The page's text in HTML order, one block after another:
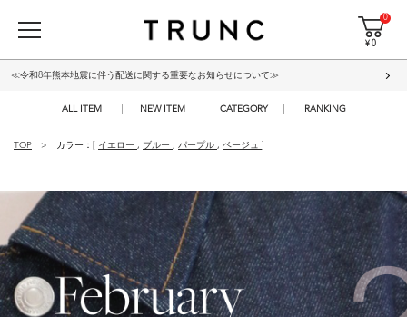
0
¥ 0
≪令和8年熊本地震に伴う配送に関する重要なお知らせについて≫
ALL ITEM NEW ITEM CATEGORY RANKING
TOP カラー：[ イエロー , ブルー , パープル , ベージュ